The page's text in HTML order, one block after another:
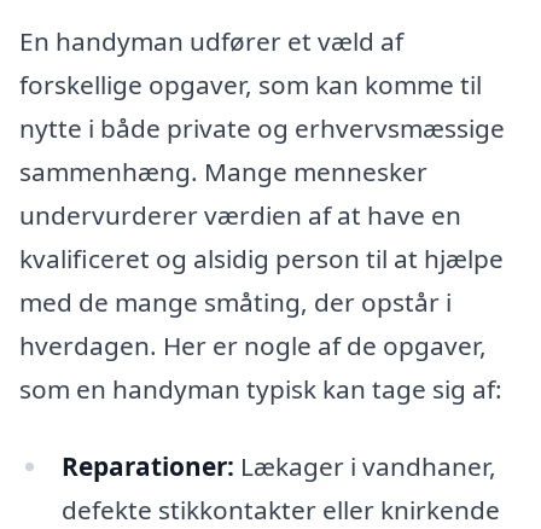
En handyman udfører et væld af
forskellige opgaver, som kan komme til
nytte i både private og erhvervsmæssige
sammenhæng. Mange mennesker
undervurderer værdien af at have en
kvalificeret og alsidig person til at hjælpe
med de mange småting, der opstår i
hverdagen. Her er nogle af de opgaver,
som en handyman typisk kan tage sig af:
Reparationer: Lækager i vandhaner,
defekte stikkontakter eller knirkende